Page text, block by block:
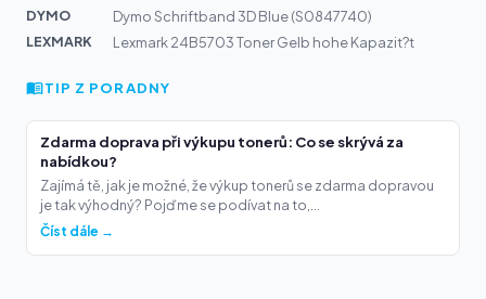
DYMO
Dymo Schriftband 3D Blue (S0847740)
LEXMARK
Lexmark 24B5703 Toner Gelb hohe Kapazit?t
TIP Z PORADNY
Zdarma doprava při výkupu tonerů: Co se skrývá za
nabídkou?
Zajímá tě, jak je možné, že výkup tonerů se zdarma dopravou
je tak výhodný? Pojďme se podívat na to,...
Číst dále →